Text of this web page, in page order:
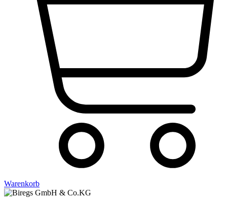
Warenkorb